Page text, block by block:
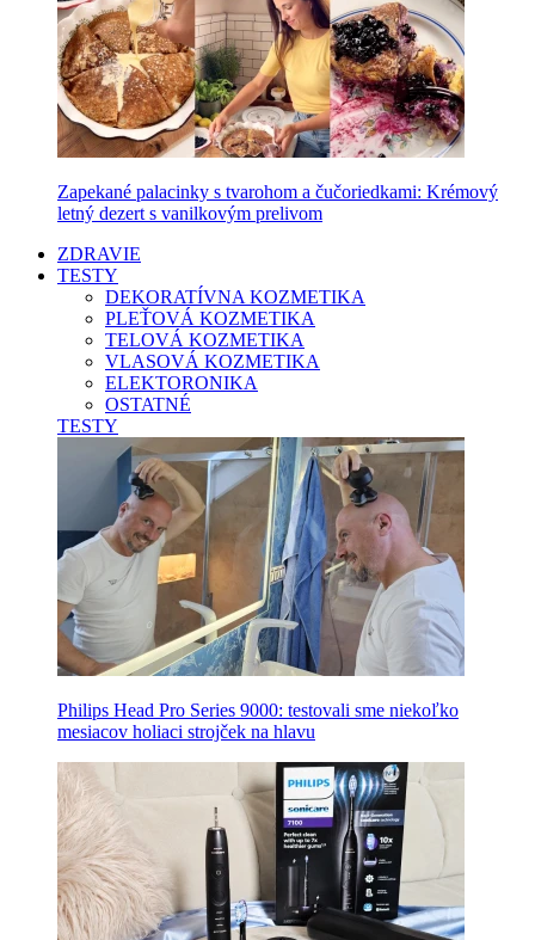
Zapekané palacinky s tvarohom a čučoriedkami: Krémový
letný dezert s vanilkovým prelivom
ZDRAVIE
TESTY
DEKORATÍVNA KOZMETIKA
PLEŤOVÁ KOZMETIKA
TELOVÁ KOZMETIKA
VLASOVÁ KOZMETIKA
ELEKTORONIKA
OSTATNÉ
TESTY
Philips Head Pro Series 9000: testovali sme niekoľko
mesiacov holiaci strojček na hlavu